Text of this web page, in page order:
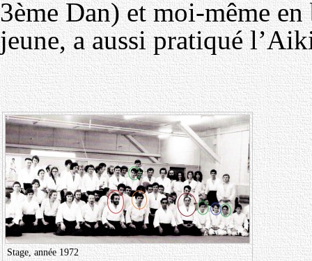
3ème Dan) et moi-même
jeune, a aussi pratiqué
Stage, année 1972